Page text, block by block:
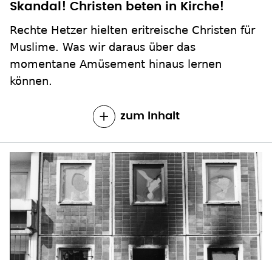
Skandal! Christen beten in Kirche!
Rechte Hetzer hielten eritreische Christen für
Muslime. Was wir daraus über das
momentane Amüsement hinaus lernen
können.
zum Inhalt